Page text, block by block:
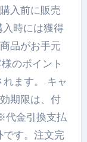
入前に販売
時には獲得
品がお手元
のポイント
ます。 キャ
期限は、付
代金引換支払
です。注文完